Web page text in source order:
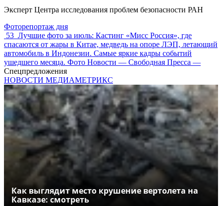
Эксперт Центра исследования проблем безопасности РАН
Фоторепортаж дня
53 Лучшие фото за июль: Кастинг «Мисс Россия», где
спасаются от жары в Китае, медведь на опоре ЛЭП, летающий
автомобиль в Индонезии. Самые яркие кадры событий
ушедшего месяца. Фото Новости — Свободная Пресса —
Спецпредложения
НОВОСТИ МЕДИАМЕТРИКС
Как выглядит место крушение вертолета на
Кавказе: смотреть